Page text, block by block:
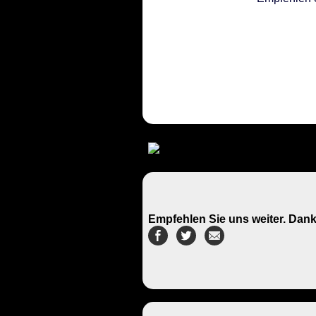
Empfehlen Sie uns weiter.